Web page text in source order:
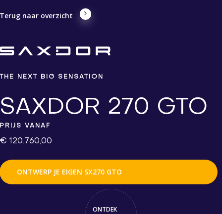
naar overzicht
NEXT BIG SENSATION
270 GTO
VANAF
120.760,00
ONTWERP JE EIGEN SX270 GTO
ONTDEK